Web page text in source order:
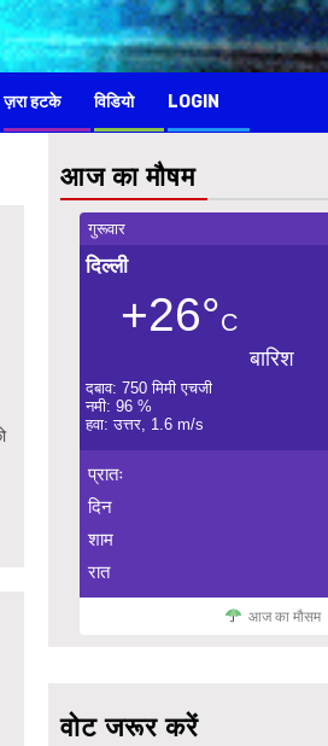
ज़रा हटके विडियो LOGIN
आज का मौषम
गुरूवार
दिल्ली
+26°C
बारिश
दबाव: 750 मिमी एचजी
नमी: 96 %
हवा: उत्तर, 1.6 m/s
प्रातः
दिन
शाम
रात
आज का मौसम
वोट जरूर करें